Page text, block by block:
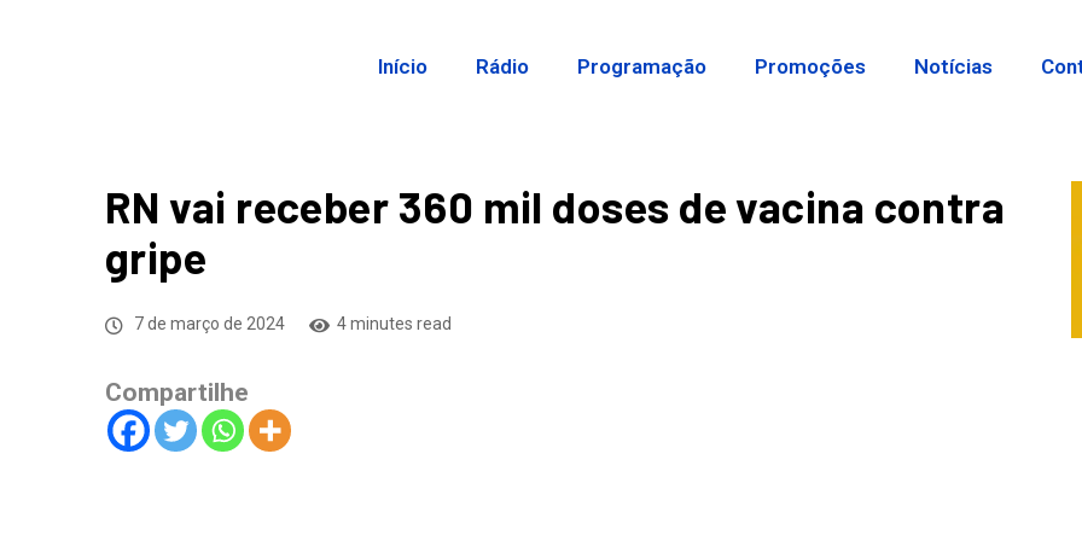
Início Rádio Programação Promoções Notícias
RN vai receber 360 mil doses de vacina contra
gripe
7 de março de 2024 4 minutes read
Compartilhe